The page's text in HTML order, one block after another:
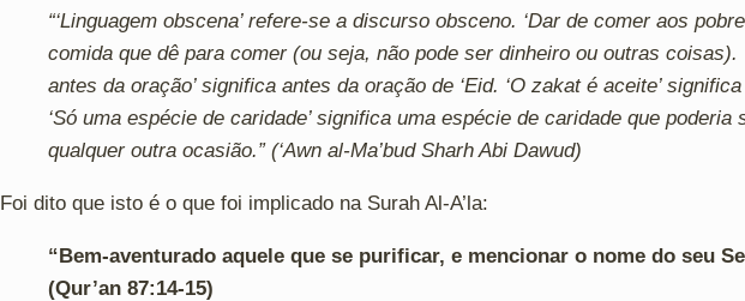
“‘Linguagem obscena’ refere-se a discurso obsceno. ‘Dar de comer aos
comida que dê para comer (ou seja, não pode ser dinheiro ou outras coisas).
antes da oração’ significa antes da oração de ‘Eid. ‘O zakat é aceite’
‘Só uma espécie de caridade’ significa uma espécie de caridade que poderia
qualquer outra ocasião.” (‘Awn al-Ma’bud Sharh Abi Dawud)
Foi dito que isto é o que foi implicado na Surah Al-A’la:
“Bem-aventurado aquele que se purificar, e mencionar o nome do seu
(Qur’an 87:14-15)